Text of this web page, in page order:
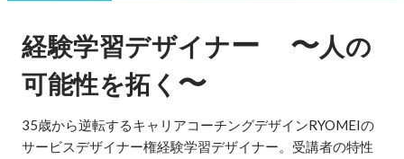
経験学習デザイナー　〜人の
可能性を拓く 〜
35歳から逆転するキャリアコーチングデザインRYOMEIの
サービスデザイナー権経験学習デザイナー。受講者の特性